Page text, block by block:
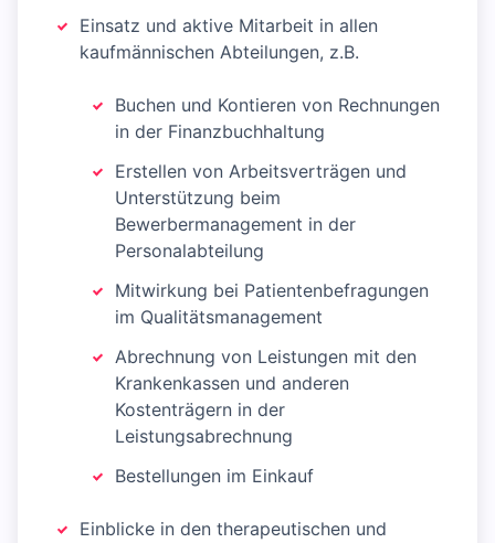
Einsatz und aktive Mitarbeit in allen
kaufmännischen Abteilungen, z.B.
Buchen und Kontieren von Rechnungen
in der Finanzbuchhaltung
Erstellen von Arbeitsverträgen und
Unterstützung beim
Bewerbermanagement in der
Personalabteilung
Mitwirkung bei Patientenbefragungen
im Qualitätsmanagement
Abrechnung von Leistungen mit den
Krankenkassen und anderen
Kostenträgern in der
Leistungsabrechnung
Bestellungen im Einkauf
Einblicke in den therapeutischen und